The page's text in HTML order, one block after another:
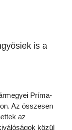
is a
Príma-
Az összesen
az
közül